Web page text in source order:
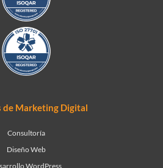
de Marketing Digital
Consultoría
Diseño Web
WordPress